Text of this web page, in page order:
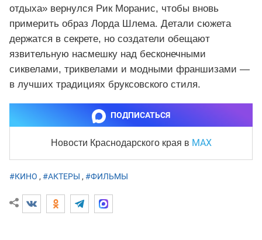
отдыха» вернулся Рик Моранис, чтобы вновь
примерить образ Лорда Шлема. Детали сюжета
держатся в секрете, но создатели обещают
язвительную насмешку над бесконечными
сиквелами, триквелами и модными франшизами —
в лучших традициях бруксовского стиля.
ПОДПИСАТЬСЯ
Новости Краснодарского края в MAX
#КИНО , #АКТЕРЫ , #ФИЛЬМЫ